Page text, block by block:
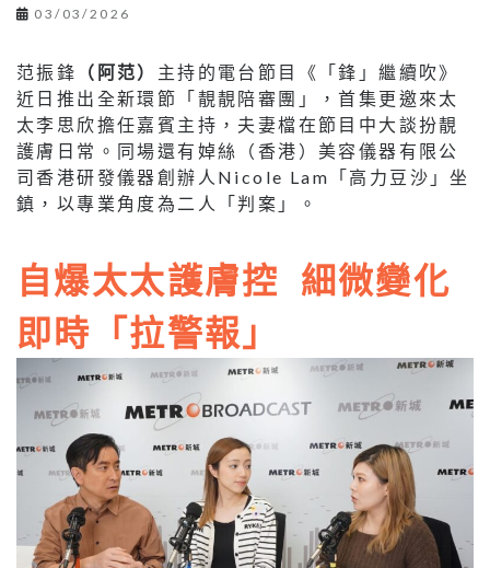
03/03/2026
范振鋒 （阿范） 主持的電台節目《「鋒」繼續吹》
近日推出全新環節「靚靚陪審團」，首集更邀來太
太李思欣擔任嘉賓主持，夫妻檔在節目中大談扮靚
護膚日常。同場還有婥絲（香港）美容儀器有限公
司香港研發儀器創辦人Nicole Lam「高力豆沙」坐
鎮，以專業角度為二人「判案」。
自爆太太護膚控 細微變化
即時「拉警報」